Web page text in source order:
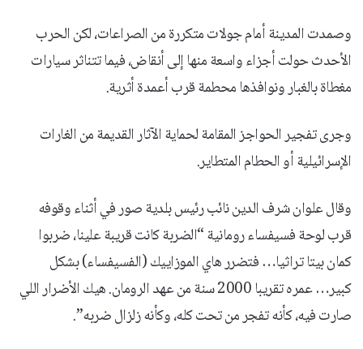
وصمدت المدينة أمام جولات متكررة من الصراعات، لكن الحرب
الأحدث حولت أجزاء واسعة منها إلى أنقاض، فيما تتناثر سيارات
مغطاة بالغبار ونوافذها محطمة قرب أعمدة أثرية.
وجرى تفجير الحواجز المقامة لحماية الآثار القديمة من الغارات
الإسرائيلية أو الحطام المتطاير.
وقال علوان شرف الدين نائب رئيس بلدية صور في أثناء وقوفه
قرب لوحة فسيفساء رومانية “الضربة كانت قريبة علينا، ضربوا
كمان بيتا تراثيا… فتضرر هاي الموزاييك (الفسيفساء) بشكل
كبير… عمره تقريبا 2000 سنة من عهد الرومان. هيك الأضرار اللي
صارت فيه، كأنه تفجر من تحت كله، وكأنه زلزال ضربه”.